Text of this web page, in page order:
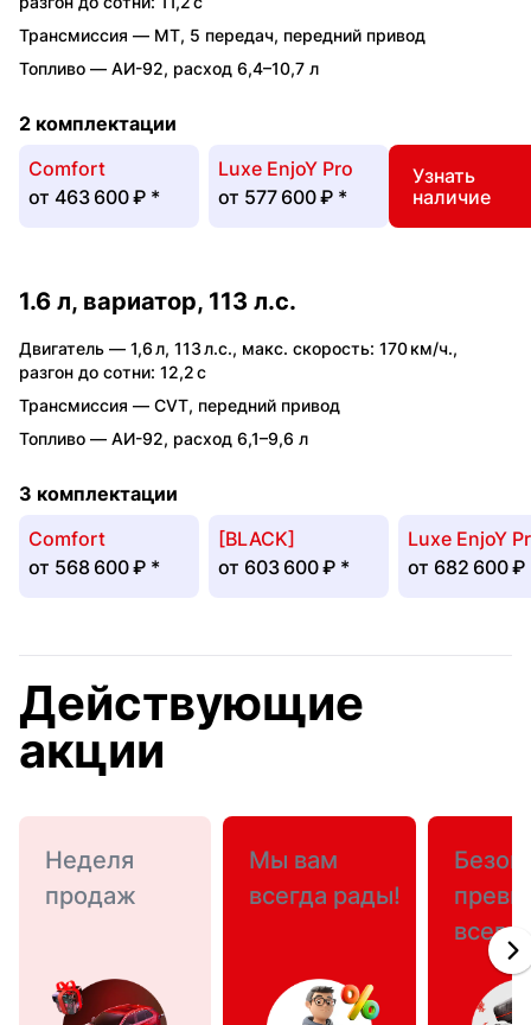
Трансмиссия — MT, 5 передач, передний привод
Топливо — АИ-92, расход 6,4–10,7 л
2 комплектации
Comfort
от 463 600 ₽ *
Luxe EnjoY Pro
от 577 600 ₽ *
Узнать
наличие
1.6 л, вариатор, 113 л.с.
Двигатель — 1,6 л, 113 л.с., макс. скорость: 170 км/ч.,
разгон до сотни: 12,2 с
Трансмиссия — CVT, передний привод
Топливо — АИ-92, расход 6,1–9,6 л
3 комплектации
Comfort
от 568 600 ₽ *
[BLACK]
от 603 600 ₽ *
Luxe EnjoY
от 682 600 ₽
Действующие
акции
Неделя
продаж
Мы вам
всегда рады!
всего